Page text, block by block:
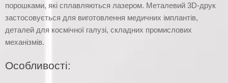
порошками, які сплавляються лазером. Металевий 3D-друк
застосовується для виготовлення медичних імплантів,
деталей для космічної галузі, складних промислових
механізмів.
Особливості: